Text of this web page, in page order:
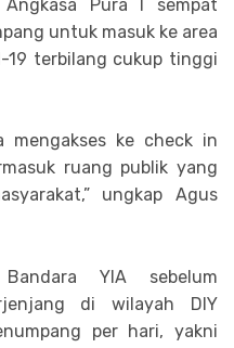
Pura I sempat
untuk masuk ke area
19 terbilang cukup tinggi
mengakses ke check in
ruang publik yang
ungkap Agus
YIA sebelum
di wilayah DIY
per hari, yakni